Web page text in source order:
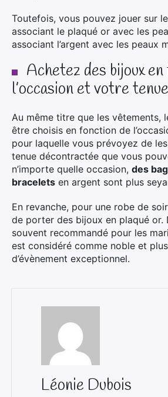
Toutefois, vous pouvez jouer sur
associant le plaqué or avec les
associant l’argent avec les peaux
Achetez des bijoux
l’occasion et votre tenue
Au même titre que les vêtements,
être choisis en fonction de
pour laquelle vous prévoyez de
tenue décontractée que vous
n’importe quelle occasion, des
bracelets en argent sont plus
En revanche, pour une robe de
de porter des bijoux en plaqué or.
souvent recommandé pour les
est considéré comme noble et
d’évènement exceptionnel.
Léonie Dubois